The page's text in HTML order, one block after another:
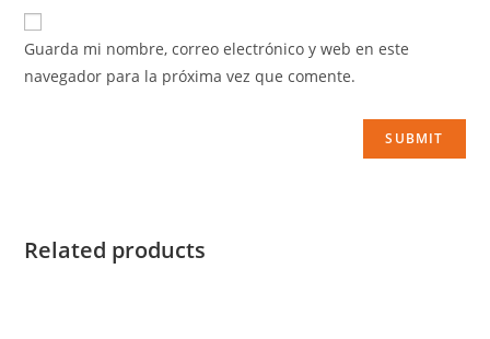
Guarda mi nombre, correo electrónico y web en este
navegador para la próxima vez que comente.
Related products